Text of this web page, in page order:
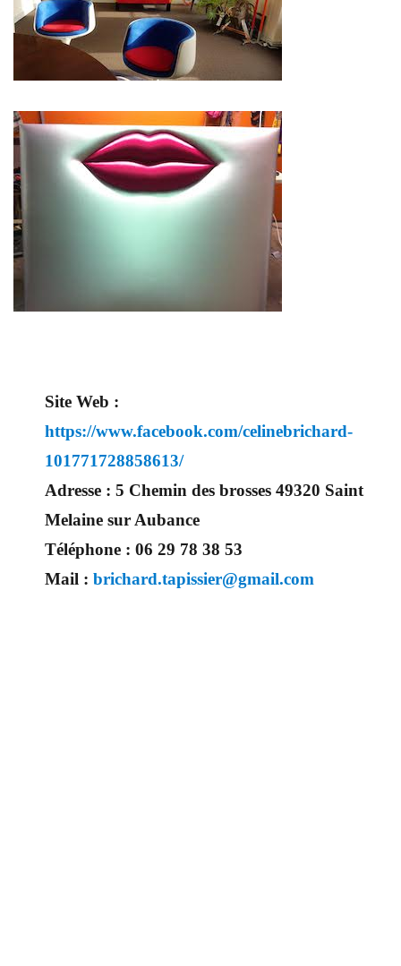
Site Web :
https://www.facebook.com/celinebrichard-
101771728858613/
Adresse : 5 Chemin des brosses 49320 Saint
Melaine sur Aubance
Téléphone : 06 29 78 38 53
Mail : brichard.tapissier@gmail.com